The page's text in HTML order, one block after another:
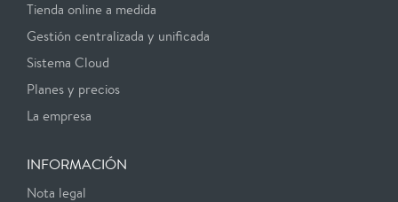
Tienda online a medida
Gestión centralizada y unificada
Sistema Cloud
Planes y precios
La empresa
INFORMACIÓN
Nota legal